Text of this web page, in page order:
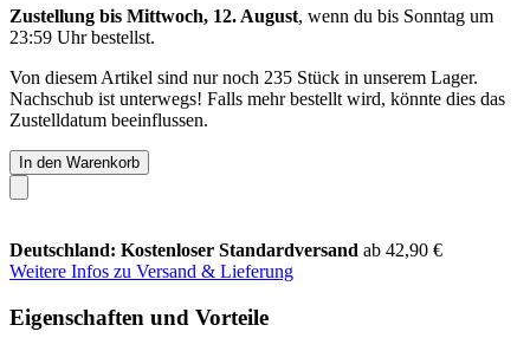
Zustellung bis Mittwoch, 12. August, wenn du bis Sonntag um
23:59 Uhrbestellst.
Von diesem Artikel sind nur noch 235 Stück in unserem Lager.
Nachschub ist unterwegs! Falls mehr bestellt wird, könnte dies das
Zustelldatum beeinflussen.
In den Warenkorb
Deutschland: Kostenloser Standardversand ab 42,90 €
Weitere Infos zu Versand & Lieferung
Eigenschaften und Vorteile